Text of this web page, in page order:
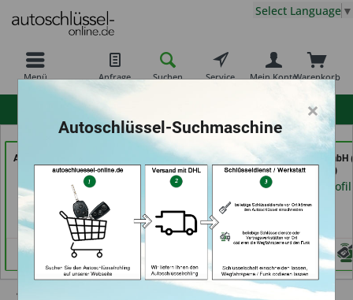
Menü Anfrage Suchen Service Warenkorb
Mein Konto
Select Language ▼
AutoSchlüssel BerliN (in
Berlin)
Händlerprofil
Carkeys Augsburg &
ECU Service
Mobilservice (in
Händlerprofil
TAYFUN 2.0 GmbH
Nürnberg)
Händlerprofil
Autoschlüsselgehäuse und Zubehör
×
Autoschlüssel-Suchmaschine